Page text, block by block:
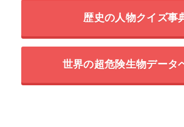
歴史の人物クイズ事
世界の超危険生物データ